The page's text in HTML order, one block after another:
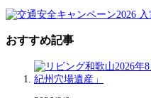
おすすめ記事